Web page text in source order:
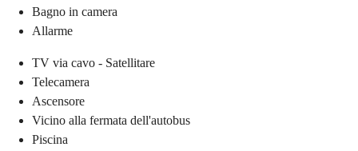
Bagno in camera
Allarme
TV via cavo - Satellitare
Telecamera
Ascensore
Vicino alla fermata dell'autobus
Piscina